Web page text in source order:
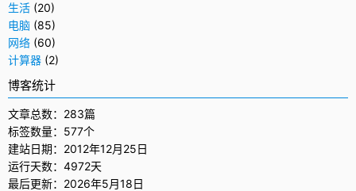
生活 (20)
电脑 (85)
网络 (60)
计算器 (2)
博客统计
文章总数：283篇
标签数量：577个
建站日期：2012年12月25日
运行天数：4972天
最后更新：2026年5月18日